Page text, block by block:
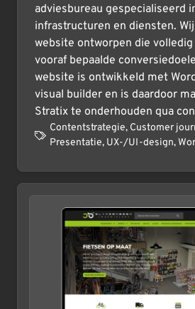
adviesbureau gespecialiseerd
infrastructuren en diensten.
website ontworpen die
vooraf bepaalde
website is ontwikkeld met
visual builder en is daardoor
Stratix te onderhouden qua
Contentstrategie, Customer
Presentatie, UX-/UI-design,